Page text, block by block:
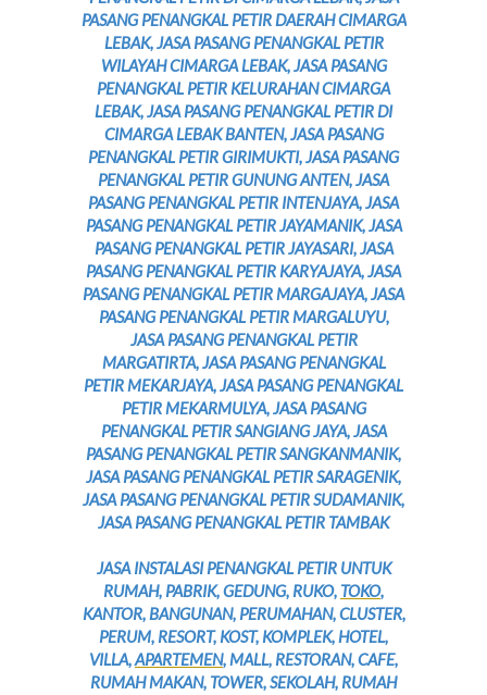
PASANG PENANGKAL PETIR DAERAH CIMARGA
LEBAK, JASA PASANG PENANGKAL PETIR
WILAYAH CIMARGA LEBAK, JASA PASANG
PENANGKAL PETIR KELURAHAN CIMARGA
LEBAK, JASA PASANG PENANGKAL PETIR DI
CIMARGA LEBAK BANTEN, JASA PASANG
PENANGKAL PETIR GIRIMUKTI, JASA PASANG
PENANGKAL PETIR GUNUNG ANTEN, JASA
PASANG PENANGKAL PETIR INTENJAYA, JASA
PASANG PENANGKAL PETIR JAYAMANIK, JASA
PASANG PENANGKAL PETIR JAYASARI, JASA
PASANG PENANGKAL PETIR KARYAJAYA, JASA
PASANG PENANGKAL PETIR MARGAJAYA, JASA
PASANG PENANGKAL PETIR MARGALUYU,
JASA PASANG PENANGKAL PETIR
MARGATIRTA, JASA PASANG PENANGKAL
PETIR MEKARJAYA, JASA PASANG PENANGKAL
PETIR MEKARMULYA, JASA PASANG
PENANGKAL PETIR SANGIANG JAYA, JASA
PASANG PENANGKAL PETIR SANGKANMANIK,
JASA PASANG PENANGKAL PETIR SARAGENIK,
JASA PASANG PENANGKAL PETIR SUDAMANIK,
JASA PASANG PENANGKAL PETIR TAMBAK
JASA INSTALASI PENANGKAL PETIR UNTUK
RUMAH, PABRIK, GEDUNG, RUKO, TOKO,
KANTOR, BANGUNAN, PERUMAHAN, CLUSTER,
PERUM, RESORT, KOST, KOMPLEK, HOTEL,
VILLA,APARTEMEN, MALL, RESTORAN, CAFE,
RUMAH MAKAN, TOWER, SEKOLAH, RUMAH